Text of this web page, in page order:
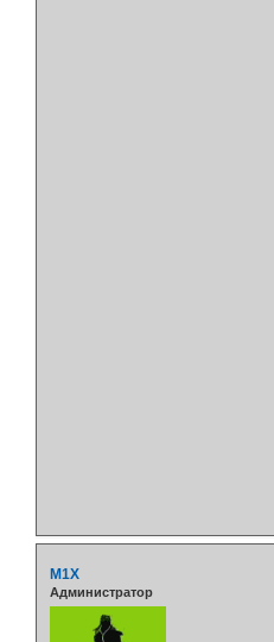
M1X
Администратор